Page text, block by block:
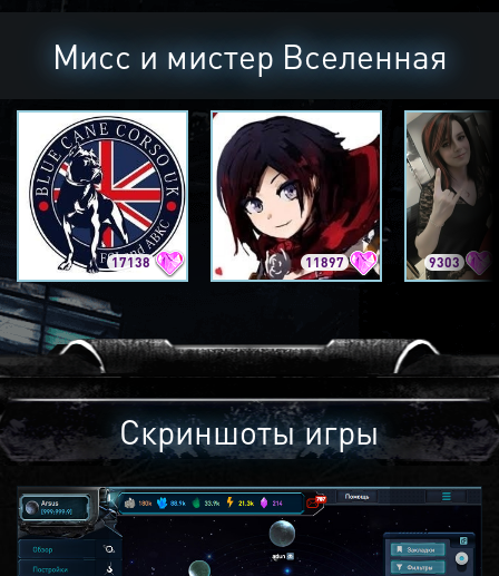
Мисс и мистер Вселенная
17138 11897 9303
Скриншоты игры